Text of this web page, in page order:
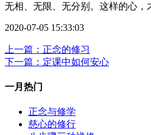
无相、无限、无分别。这样的心，
2020-07-05 15:33:03
上一篇：正念的修习
下一篇：定课中如何安心
一月热门
正念与修学
慈心的修行